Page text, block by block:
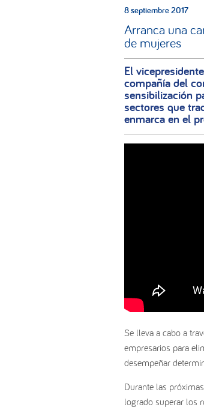
8 septiembre 2017
Arranca una
de mujeres
El
compañía del
sensibilización
sectores que
enmarca en el
Se lleva a cabo a
empresarios para
desempeñar
Durante las
logrado superar los